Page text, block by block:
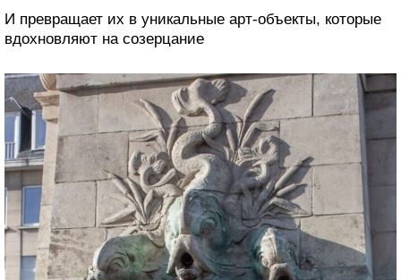
И превращает их в уникальные арт-объекты, которые
вдохновляют на созерцание